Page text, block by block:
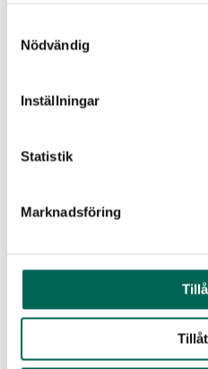
Nödvändig
Inställningar
Statistik
Marknadsföring
Vi har räknat på vår